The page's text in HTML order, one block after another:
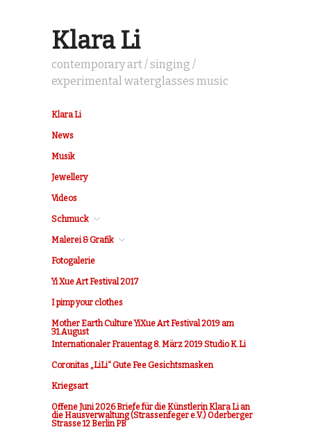
Klara Li
contemporary art / singing /
experimental waterglasses music
Klara Li
News
Musik
Jewellery
Videos
Schmuck
Malerei & Grafik
Fotogalerie
Yi Xue Art Festival 2017
I pimp your clothes
Mother Earth Culture YiXue Art Festival 2019 am
31.August
Internationaler Frauentag 8. März 2019 Studio K.Li
Coronitas „LiLi“ Gute Fee Gesichtsmasken
Kriegsart
Offene Juni 2026 Briefe für die Künstlerin Klara Li an
die Hausverwaltung (Strassenfeger e.V.) Oderberger
Strasse 12 Berlin PB